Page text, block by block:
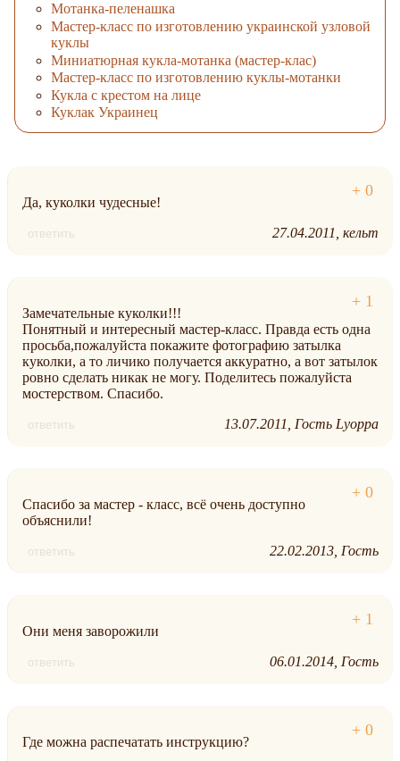
Мотанка-пеленашка
Мастер-класс по изготовлению украинской узловой
куклы
Миниатюрная кукла-мотанка (мастер-клас)
Мастер-класс по изготовлению куклы-мотанки
Кукла с крестом на лице
Куклак Украинец
Да, куколки чудесные!
ответить 27.04.2011 кельт
Замечательные куколки!!!
Понятный и интересный мастер-класс. Правда есть одна
просьба,пожалуйста покажите фотографию затылка
куколки, а то личико получается аккуратно, а вот затылок
ровно сделать никак не могу. Поделитесь пожалуйста
мостерством. Спасибо.
ответить 13.07.2011 Гость Lyoppa
Спасибо за мастер - класс, всё очень доступно
объяснили!
ответить 22.02.2013 Гость
Они меня заворожили
ответить 06.01.2014 Гость
Где можна распечатать инструкцию?